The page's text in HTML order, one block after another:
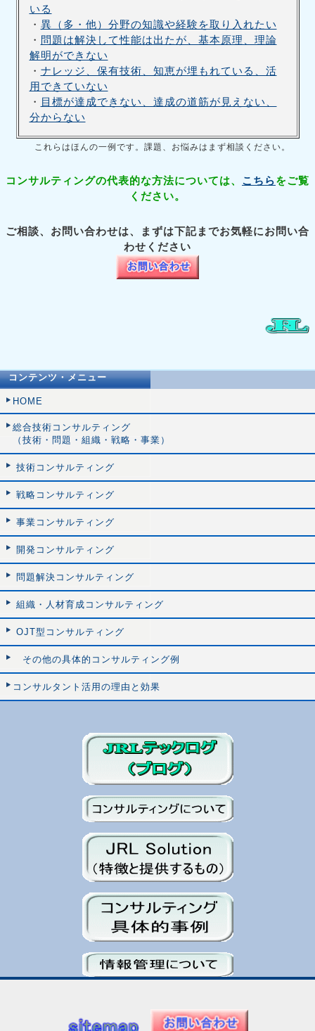
いる
・ 異（多・他）分野の知識や経験を取り入れたい
・ 問題は解決して性能は出たが、基本原理、理論
解明ができない
・ ナレッジ、保有技術、知恵が埋もれている、活
用できていない
・
目標が達成できない、達成の道筋が見えない、
分からない
これらはほんの一例です。課題、お悩みはまず相談ください。
コンサルティングの代表的な方法については、 こちらをご覧
ください。
ご相談、お問い合わせは、まずは下記までお気軽にお問い合
わせください
コンテンツ・メニュー
HOME
総合技術コンサルティング
（技術・問題・組織・戦略・事業）
技術コンサルティング
戦略コンサルティング
事業コンサルティング
開発コンサルティング
問題解決コンサルティング
組織・人材育成コンサルティング
OJT型コンサルティング
その他の具体的コンサルティング例
コンサルタント活用の理由と効果